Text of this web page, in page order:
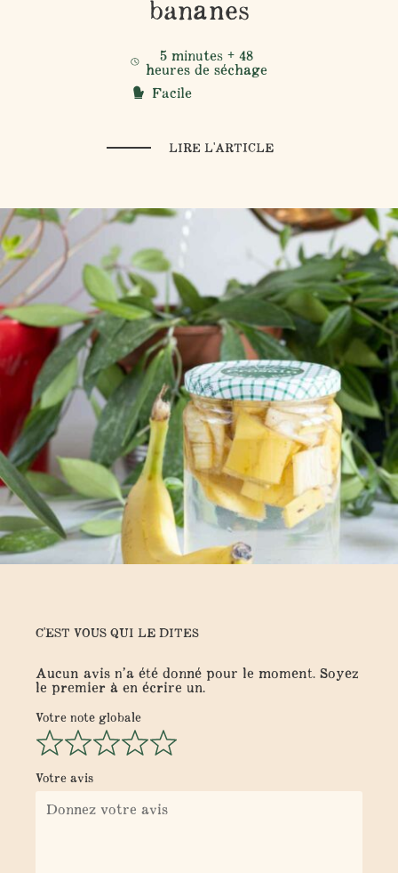
bananes
5 minutes + 48
heures de séchage
Facile
LIRE L'ARTICLE
C'EST VOUS QUI LE DITES
Aucun avis n’a été donné pour le moment. Soyez
le premier à en écrire un.
Votre note globale
Votre avis